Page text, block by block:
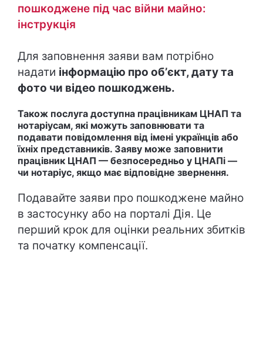
пошкоджене під час війни майно:
інструкція
Для заповнення заяви вам потрібно
надати інформацію про обʼєкт, дату та
фото чи відео пошкоджень.
Також послуга доступна працівникам ЦНАП та
нотаріусам, які можуть заповнювати та
подавати повідомлення від імені українців або
їхніх представників. Заяву може заповнити
працівник ЦНАП — безпосередньо у ЦНАПі —
чи нотаріус, якщо має відповідне звернення.
Подавайте заяви про пошкоджене майно
в застосунку або на порталі Дія. Це
перший крок для оцінки реальних збитків
та початку компенсації.